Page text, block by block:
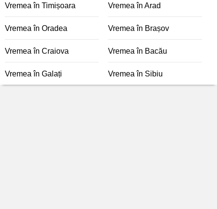
Vremea în Timișoara Vremea în Arad
Vremea în Oradea Vremea în Brașov
Vremea în Craiova Vremea în Bacău
Vremea în Galați Vremea în Sibiu